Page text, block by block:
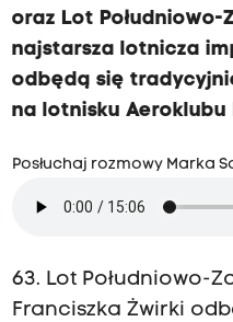
oraz Lot
najstarsza lotnicza
odbędą się
na lotnisku Aeroklubu
Posłuchaj rozmowy Marka
63. Lot Południowo-
Franciszka Żwirki